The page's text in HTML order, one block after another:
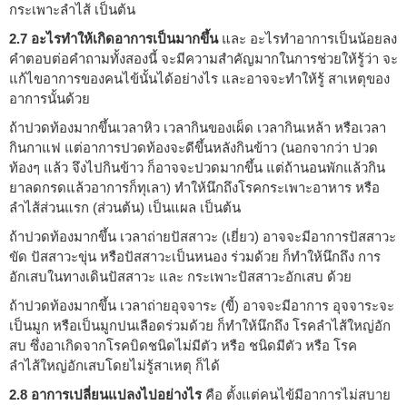
กระเพาะลำไส้ เป็นต้น
2.7 อะไรทำให้เกิดอาการเป็นมากขึ้นและ อะไรทำอาการเป็นน้อยลง
คำตอบต่อคำถามทั้งสองนี้ จะมีความสำคัญมากในการช่วยให้รู้ว่า จะ
แก้ไขอาการของคนไข้นั้นได้อย่างไร และอาจจะทำให้รู้ สาเหตุของ
อาการนั้นด้วย
ถ้าปวดท้องมากขึ้นเวลาหิว เวลากินของเผ็ด เวลากินเหล้า หรือเวลา
กินกาแฟ แต่อาการปวดท้องจะดีขึ้นหลังกินข้าว (นอกจากว่า ปวด
ท้องๆ แล้ว จึงไปกินข้าว ก็อาจจะปวดมากขึ้น แต่ถ้านอนพักแล้วกิน
ยาลดกรดแล้วอาการก็ทุเลา) ทำให้นึกถึงโรคกระเพาะอาหาร หรือ
ลำไส้ส่วนแรก (ส่วนต้น) เป็นแผล เป็นต้น
ถ้าปวดท้องมากขึ้น เวลาถ่ายปัสสาวะ (เยี่ยว) อาจจะมีอาการปัสสาวะ
ขัด ปัสสาวะขุ่น หรือปัสสาวะเป็นหนอง ร่วมด้วย ก็ทำให้นึกถึง การ
อักเสบในทางเดินปัสสาวะ และ กระเพาะปัสสาวะอักเสบ ด้วย
ถ้าปวดท้องมากขึ้น เวลาถ่ายอุจจาระ (ขี้) อาจจะมีอาการ อุจจาระจะ
เป็นมูก หรือเป็นมูกปนเลือดร่วมด้วย ก็ทำให้นึกถึง โรคลำไส้ใหญ่อัก
สบ ซึ่งอาเกิดจากโรคบิดชนิดไม่มีตัว หรือ ชนิดมีตัว หรือ โรค
ลำไส้ใหญ่อักเสบโดยไม่รู้สาเหตุ ก็ได้
2.8 อาการเปลี่ยนแปลงไปอย่างไรคือ ตั้งแต่คนไข้มีอาการไม่สบาย